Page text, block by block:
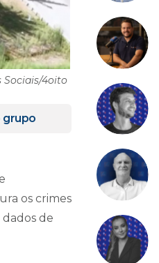
Sociais/4oito
grupo
os crimes
de